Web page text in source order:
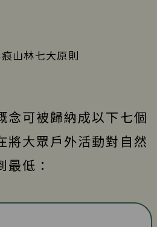
山林七大原則
念可被歸納成以下七個
將大眾戶外活動對自然
最低：